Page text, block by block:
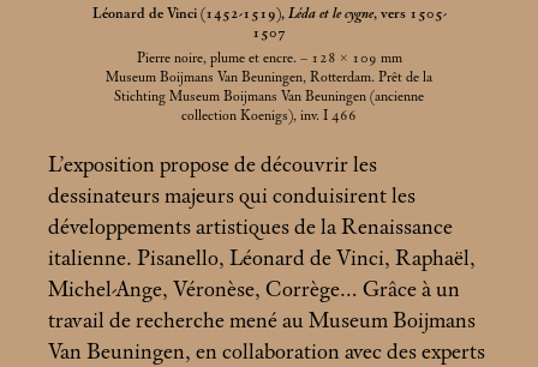
Léonard de Vinci (1452-1519), Léda et le cygne, vers 1505-
1507
Pierre noire, plume et encre. – 128 × 109 mm
Museum Boijmans Van Beuningen, Rotterdam. Prêt de la
Stichting Museum Boijmans Van Beuningen (ancienne
collection Koenigs), inv. I 466
L’exposition propose de découvrir les
dessinateurs majeurs qui conduisirent les
développements artistiques de la Renaissance
italienne. Pisanello, Léonard de Vinci, Raphaël,
Michel-Ange, Véronèse, Corrège… Grâce à un
travail de recherche mené au Museum Boijmans
Van Beuningen, en collaboration avec des experts